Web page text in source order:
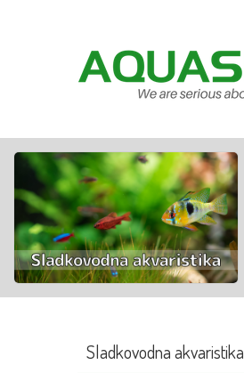
Sladkovodna akvaristika